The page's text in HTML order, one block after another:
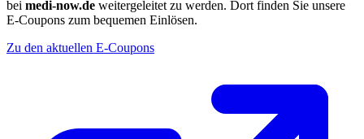
bei medi-now.de weitergeleitet zu werden. Dort finden Sie unsere
E-Coupons zum bequemen Einlösen.
Zu den aktuellen E-Coupons